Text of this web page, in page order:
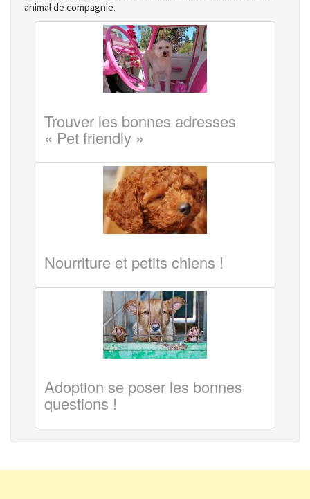
animal de compagnie.
Trouver les bonnes adresses
« Pet friendly »
Nourriture et petits chiens !
Adoption se poser les bonnes
questions !